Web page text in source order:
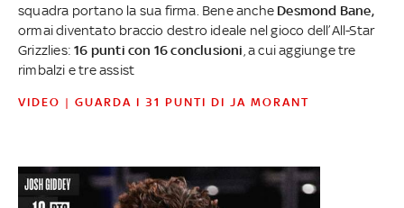
squadra portano la sua firma. Bene anche Desmond Bane,
ormai diventato braccio destro ideale nel gioco dell’All-Star
Grizzlies:16 punti con 16 conclusioni , a cui aggiunge tre
rimbalzi e tre assist
VIDEO | GUARDA I 31 PUNTI DI JA MORANT